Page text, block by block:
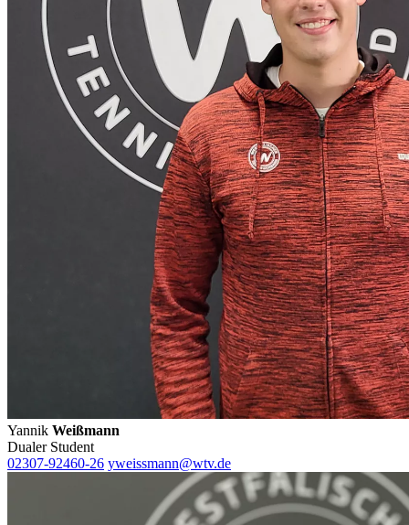
Yannik Weißmann
Dualer Student
02307-92460-26 yweissmann@wtv.de